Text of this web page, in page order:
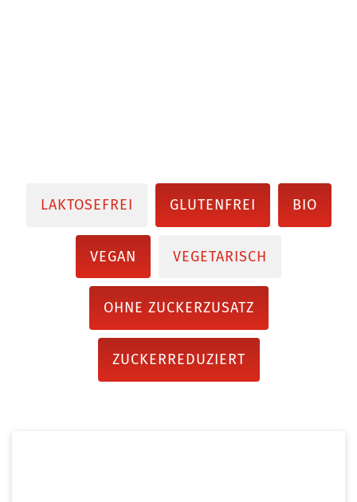
LAKTOSEFREI GLUTENFREI BIO
VEGAN VEGETARISCH
OHNE ZUCKERZUSATZ
ZUCKERREDUZIERT